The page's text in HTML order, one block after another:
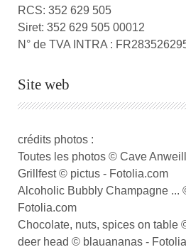
RCS: 352 629 505
Siret: 352 629 505 00012
N° de TVA INTRA :
Site web
crédits photos :
Toutes les photos © Cave
Grillfest © pictus - Fotolia.com
Alcoholic Bubbly Champagne ...
Fotolia.com
Chocolate, nuts, spices on table
deer head © blauananas -